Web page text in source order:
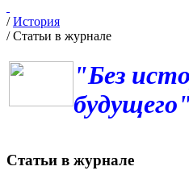
/История
/Статьи в журнале
"Без
Статьи в журнале